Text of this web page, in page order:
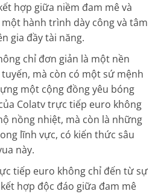
hợp giữa niềm đam mê và
hành trình dày công và tâm
gia đầy tài năng.
chỉ đơn giản là một nền
mà còn có một sứ mệnh
một cộng đồng yêu bóng
Colatv trực tiếp euro không
nồng nhiệt, mà còn là những
lĩnh vực, có kiến thức sâu
này.
tiếp euro không chỉ đến từ sự
hợp độc đáo giữa đam mê